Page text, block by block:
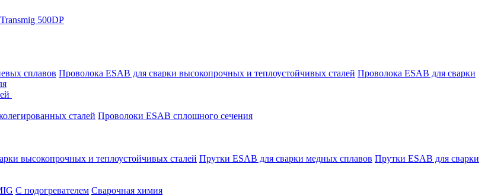
Transmig 500DP
сплавов Проволока ESAB для сварки высокопрочных и теплоустойчивых сталей Проволока ESAB для сварки
сталей Проволоки ESAB сплошного сечения
высокопрочных и теплоустойчивых сталей Прутки ESAB для сварки медных сплавов Прутки ESAB для сварки
С подогревателем Сварочная химия